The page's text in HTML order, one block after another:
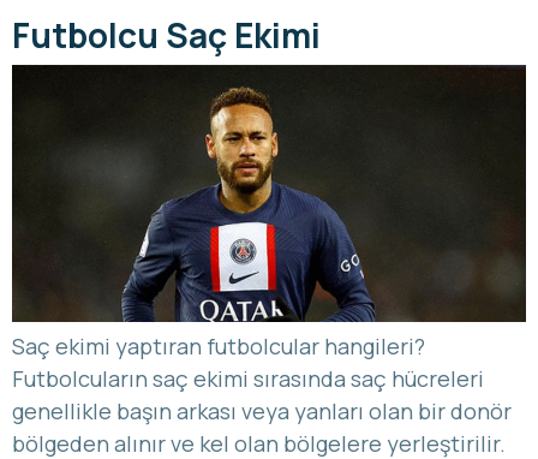
Futbolcu Saç Ekimi
Saç ekimi yaptıran futbolcular hangileri?
Futbolcuların saç ekimi sırasında saç hücreleri
genellikle başın arkası veya yanları olan bir donör
bölgeden alınır ve kel olan bölgelere yerleştirilir.